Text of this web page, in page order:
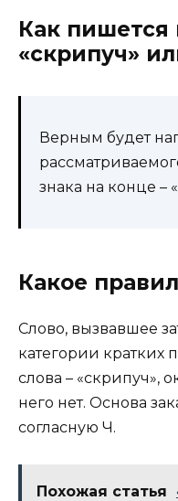
Как пишется
«скрипуч»
Верным будет
знака на конце –
Какое
Слово, вызвавшее
категории кратких
слова – «скрипуч»,
него нет. Основа
согласную Ч.
Похожая статья